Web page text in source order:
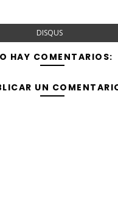
DISQUS
HAY COMENTARIOS:
UN